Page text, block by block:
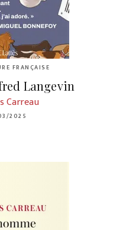
FRANÇAISE
Langevin
Carreau
2025